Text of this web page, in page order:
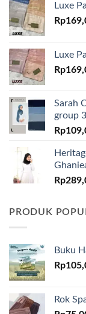
Luxe
Rp
Luxe
Rp
Sarah
group 3
Rp
Rp
PRODUK
Buku
Rp
Rok